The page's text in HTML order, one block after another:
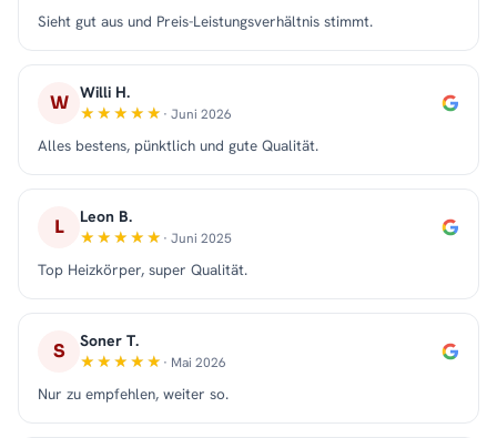
Sieht gut aus und Preis-Leistungsverhältnis stimmt.
W Willi H.
· Juni 2026
Alles bestens, pünktlich und gute Qualität.
L Leon B.
· Juni 2025
Top Heizkörper, super Qualität.
S Soner T.
· Mai 2026
Nur zu empfehlen, weiter so.